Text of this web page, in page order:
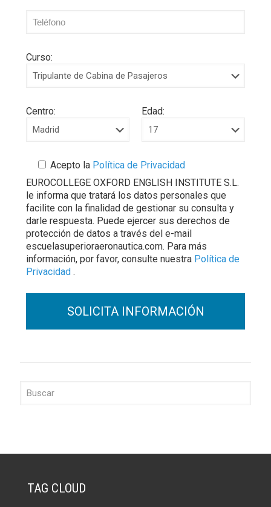
Curso:
Centro: Edad:
Acepto la Política de Privacidad
EUROCOLLEGE OXFORD ENGLISH INSTITUTE S.L.
le informa que tratará los datos personales que
facilite con la finalidad de gestionar su consulta y
darle respuesta. Puede ejercer sus derechos de
protección de datos a través del e-mail
escuelasuperioraeronautica.com. Para más
información, por favor, consulte nuestra Política de
Privacidad .
TAG CLOUD